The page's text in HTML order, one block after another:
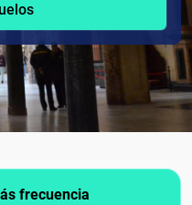
frecuencia